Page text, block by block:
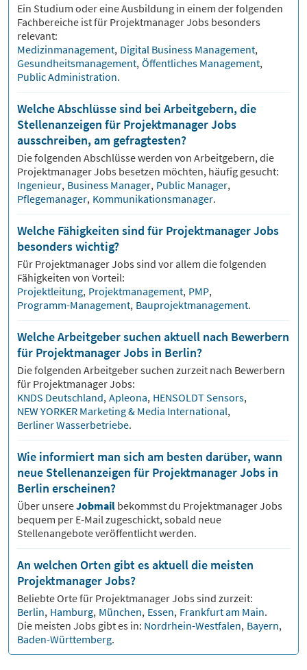
Ein Studium oder eine Ausbildung in einem der folgenden
Fachbereiche ist für ProjektmanagerJobs besonders
relevant:
Medizinmanagement, Digital Business Management,
Gesundheitsmanagement, Öffentliches Management,
Public Administration.
Welche Abschlüsse sind bei Arbeitgebern, die
Stellenanzeigen für Projektmanager Jobs
ausschreiben, am gefragtesten?
Die folgenden Abschlüsse werden von Arbeitgebern, die
ProjektmanagerJobs besetzen möchten, häufig gesucht:
Ingenieur, Business Manager, Public Manager,
Pflegemanager, Kommunikationsmanager.
Welche Fähigkeiten sind für Projektmanager Jobs
besonders wichtig?
Für ProjektmanagerJobs sind vor allem die folgenden
Fähigkeiten von Vorteil:
Projektleitung, Projektmanagement, PMP,
Programm-Management, Bauprojektmanagement.
Welche Arbeitgeber suchen aktuell nach Bewerbern
für Projektmanager Jobs in Berlin?
Die folgenden Arbeitgeber suchen zurzeit nach Bewerbern
für ProjektmanagerJobs:
KNDS Deutschland, Apleona, HENSOLDT Sensors,
NEW YORKER Marketing & Media International,
Berliner Wasserbetriebe.
Wie informiert man sich am besten darüber, wann
neue Stellenanzeigen für Projektmanager Jobs in
Berlin erscheinen?
Über unsereJobmail bekommst du ProjektmanagerJobs
bequem per E-Mail zugeschickt, sobald neue
Stellenangebote veröffentlicht werden.
An welchen Orten gibt es aktuell die meisten
Projektmanager Jobs?
Beliebte Orte für ProjektmanagerJobs sind zurzeit:
Berlin, Hamburg, München, Essen, Frankfurt am Main.
Die meisten Jobs gibt es in: Nordrhein-Westfalen, Bayern,
Baden-Württemberg.